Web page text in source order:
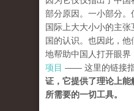
部分原因。一小部分
国际上大大小小的主
国的认识。也因此，
地帮助中国人打开眼界
项目 —— 这里的链接指
证，它提供了理论上能
所需要的一切工具。